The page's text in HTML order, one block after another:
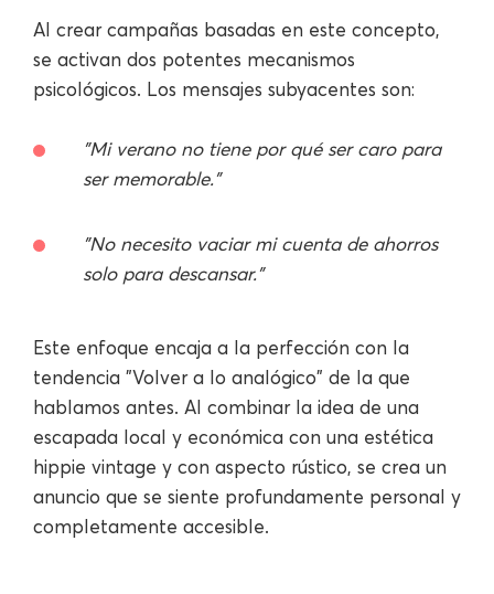
Al crear campañas basadas en este concepto,
se activan dos potentes mecanismos
psicológicos. Los mensajes subyacentes son:
"Mi verano no tiene por qué ser caro para
ser memorable."
"No necesito vaciar mi cuenta de ahorros
solo para descansar."
Este enfoque encaja a la perfección con la
tendencia "Volver a lo analógico" de la que
hablamos antes. Al combinar la idea de una
escapada local y económica con una estética
hippie vintage y con aspecto rústico, se crea un
anuncio que se siente profundamente personal y
completamente accesible.